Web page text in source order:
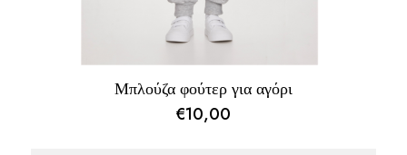
Μπλούζα φούτερ για αγόρι
€10,00